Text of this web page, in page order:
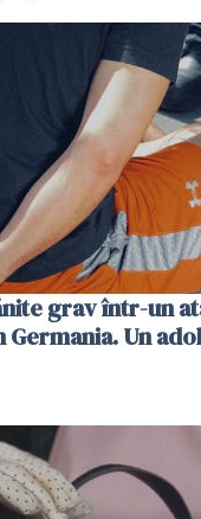
grav într-un
Germania. Un